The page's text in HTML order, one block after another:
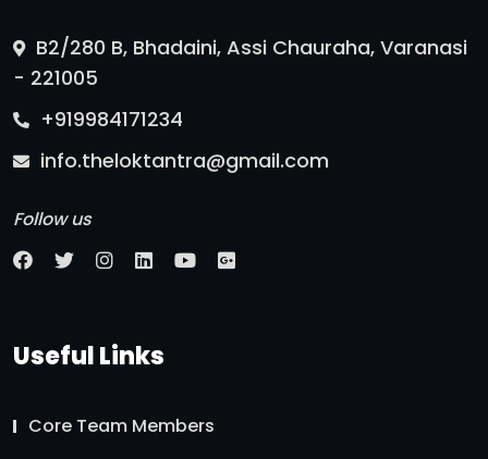
B2/280 B, Bhadaini, Assi Chauraha, Varanasi
- 221005
+919984171234
info.theloktantra@gmail.com
Follow us
Useful Links
Core Team Members